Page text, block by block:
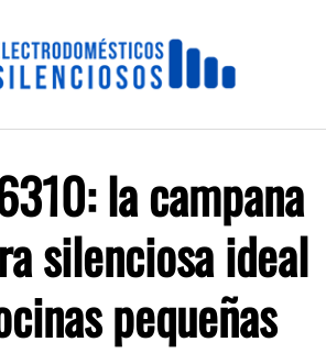
la campana
silenciosa ideal
pequeñas